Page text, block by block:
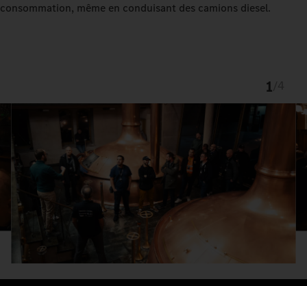
consommation, même en conduisant des camions diesel.
1